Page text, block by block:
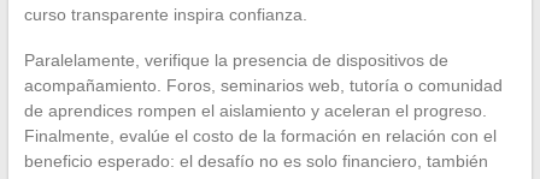
curso transparente inspira confianza.
Paralelamente, verifique la presencia de dispositivos de
acompañamiento. Foros, seminarios web, tutoría o comunidad
de aprendices rompen el aislamiento y aceleran el progreso.
Finalmente, evalúe el costo de la formación en relación con el
beneficio esperado: el desafío no es solo financiero, también